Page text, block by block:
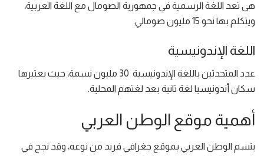
هى تعد اللغة الرسمية في جمهورية الصومال مع اللغة العربية،
ويتكلم بها نحو 15 مليون صومالي.
اللغة الإندونيسية
عدد المتحدثين باللغة الإندونيسية 30 مليون نسمة، حيث يعتبرها
سكان أندونيسيا لغة ثانية بعد لغتهم المحلية.
أهمية موقع الوطن العربي
يتسم الوطن العربي بموقع جغرافي فريد من نوعه، وقد نجح في